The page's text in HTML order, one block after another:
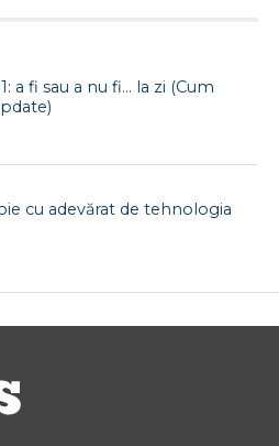
a fi sau a nu fi… la zi (Cum
cu adevărat de tehnologia